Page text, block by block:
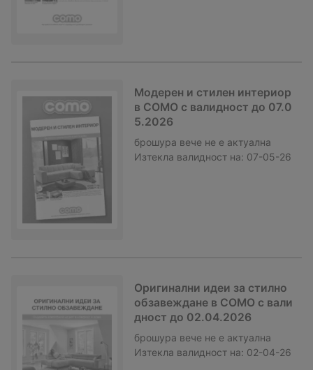
Модерен и стилен интериор
в COMO с валидност до 07.0
5.2026
брошура вече не е актуална
Изтекла валидност на: 07-05-26
Оригинални идеи за стилно
обзавеждане в COMO с вали
дност до 02.04.2026
брошура вече не е актуална
Изтекла валидност на: 02-04-26